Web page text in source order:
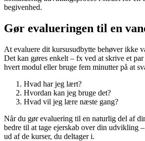
begivenhed.
Gør evalueringen til en
At evaluere dit kursusudbytte behøver ikke
Det kan gøres enkelt – fx ved at skrive et
hvert modul eller bruge fem minutter på at
Hvad har jeg lært?
Hvordan kan jeg bruge det?
Hvad vil jeg lære næste gang?
Når du gør evaluering til en naturlig del af
bedre til at tage ejerskab over din udvikling
ud af de kurser, du deltager i.